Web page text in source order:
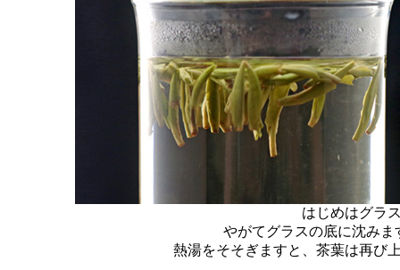
はじめはグラ
やがてグラスの底に沈み
熱湯をそそぎますと、茶葉は再び